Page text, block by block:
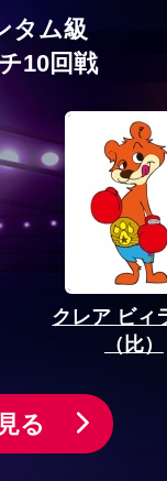
タム級
10回戦
クレア ビィ
（比）
る